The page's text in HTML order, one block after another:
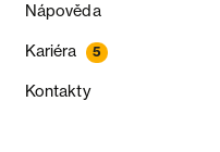
Nápověda
Kariéra 5
Kontakty